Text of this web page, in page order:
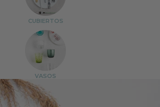
CUBIERTOS
VASOS